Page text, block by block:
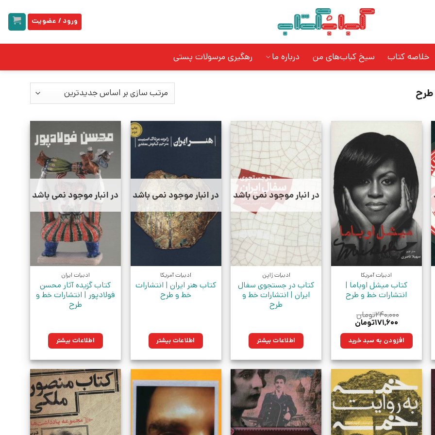
ورود / عضویت
خلاصه کتاب سیخ کباب‌های من درباره ما رهگیری مرسولات پستی
طرح
ادبیات آمریکا
کتاب میشل اوباما |
انتشارات خط و طرح
۲۴۰,۰۰۰تومان
قیمت
۲۴۰,۰۰۰تومان
بود.
۱۷۱,۶۰۰تومان
۱۷۱,۶۰۰تومان.افزودن به سبد خرید
در انبار موجود نمی باشد
ادبیات ژاپن
کتاب در جستجوی سفال
ایران | انتشارات خط و
طرح
اطلاعات بیشتر
در انبار موجود نمی باشد
ادبیات آمریکا
کتاب هنر ایران | انتشارات
خط و طرح
اطلاعات بیشتر
در انبار موجود نمی باشد
ادبیات ایران
کتاب گزیده آثار محسن
فولادپور | انتشارات خط و
طرح
اطلاعات بیشتر